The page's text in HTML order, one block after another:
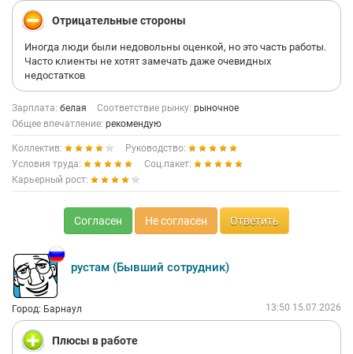
Отрицательные стороны
Иногда люди были недовольны оценкой, но это часть работы.
Часто клиенты не хотят замечать даже очевидных
недостатков
Зарплата: белая Соответствие рынку: рыночное
Общее впечатление: рекомендую
Коллектив:
Руководство:
Условия труда:
Соц.пакет:
Карьерный рост:
Согласен Не согласен Ответить
рустам (Бывший сотрудник)
Город: Барнаул 13:50 15.07.2026
Плюсы в работе